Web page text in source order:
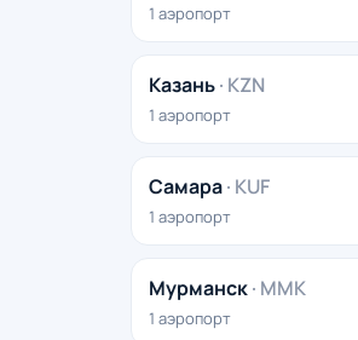
1 аэропорт
Казань· KZN
1 аэропорт
Самара· KUF
1 аэропорт
Мурманск· MMK
1 аэропорт